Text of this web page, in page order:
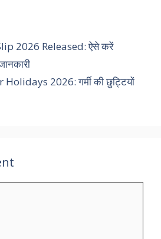
2026 Released: ऐसे करें
2026: गर्मी की छुट्टियों